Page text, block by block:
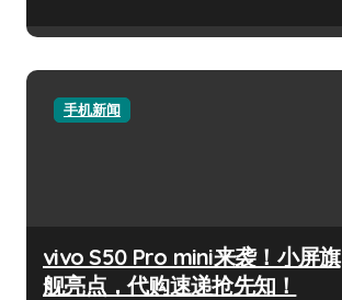
手机新闻
vivo S50 Pro mini来袭！小屏旗
舰亮点，代购速递抢先知！